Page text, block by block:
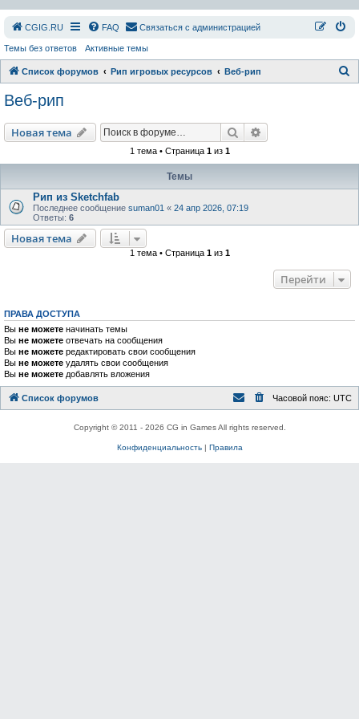
СGIG.RU FAQ Связаться с администрацией
Темы без ответов Активные темы
Список форумов Рип игровых ресурсов Веб-рип
Веб-рип
Новая тема Поиск
1 тема • Страница 1из 1
Темы
Рип из Sketchfab
Последнее сообщение suman01 « 24 апр 2026, 07:19
Ответы: 6
Новая тема
1 тема • Страница 1из 1
Перейти
ПРАВА ДОСТУПА
Вы не можете начинать темы
Вы не можете отвечать на сообщения
Вы не можете редактировать свои сообщения
Вы не можете удалять свои сообщения
Вы не можете добавлять вложения
Список форумов Часовой пояс: UTC
Copyright © 2011 - 2026 CG in Games All rights reserved.
Конфиденциальность| Правила